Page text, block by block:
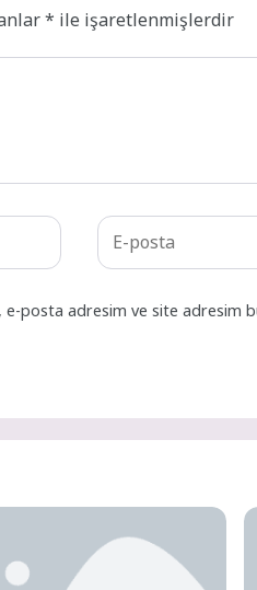
* ile işaretlenmişlerdir
e-posta adresim ve site adresim